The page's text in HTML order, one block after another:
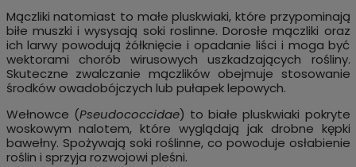
Mączliki natomiast to małe pluskwiaki, które przypominają
biłe muszki i wysysają soki roslinne. Dorosłe mączliki oraz
ich larwy powodują żółknięcie i opadanie liści i moga być
wektorami chorób wirusowych uszkadzających rośliny.
Skuteczne zwalczanie mączlików obejmuje stosowanie
środków owadobójczych lub pułapek lepowych.
Wełnowce (Pseudococcidae) to białe pluskwiaki pokryte
woskowym nalotem, które wyglądają jak drobne kępki
bawełny. Spożywają soki roślinne, co powoduje osłabienie
roślin i sprzyja rozwojowi pleśni.